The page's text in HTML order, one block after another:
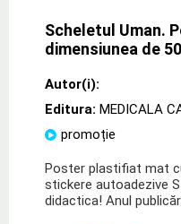
Scheletul Uman.
dimensiunea de
Autor(i):
Editura: MEDICALA
promoție
Poster plastifiat mat
stickere autoadezive
didactica! Anul